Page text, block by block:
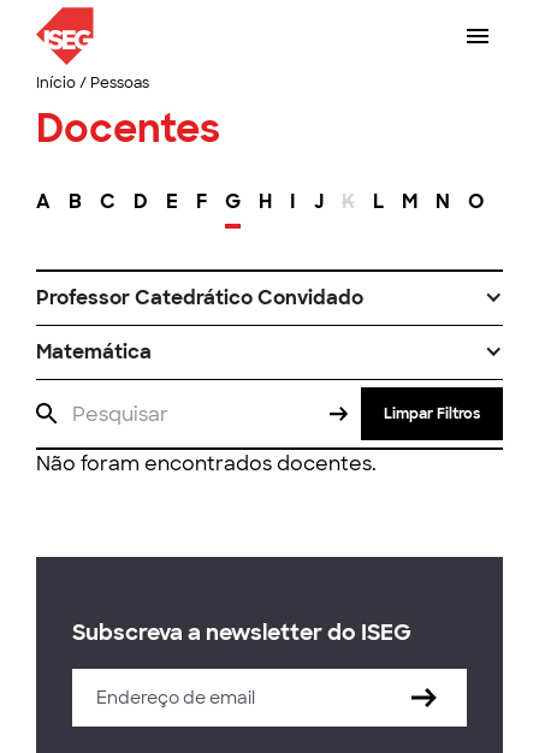
Início/ Pessoas
Docentes
A B C D E F G H I J K L M N O
Professor Catedrático Convidado
Matemática
Limpar Filtros
Não foram encontrados docentes.
Subscreva a newsletter do ISEG